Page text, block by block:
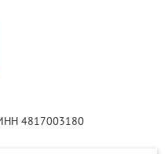
4817003180